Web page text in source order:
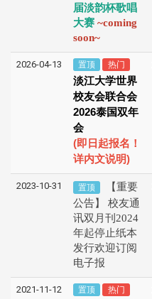
届淡韵杯歌唱
大赛 ~coming
soon~
2026-04-13 置顶 热门
淡江大学世界
校友会联合会
2026泰国双年
会
(即日起报名！
详内文说明)
2023-10-31 置顶
【重要
公告】 校友通
讯双月刊2024
年起停止纸本
发行欢迎订阅
电子报
2021-11-12 置顶 热门